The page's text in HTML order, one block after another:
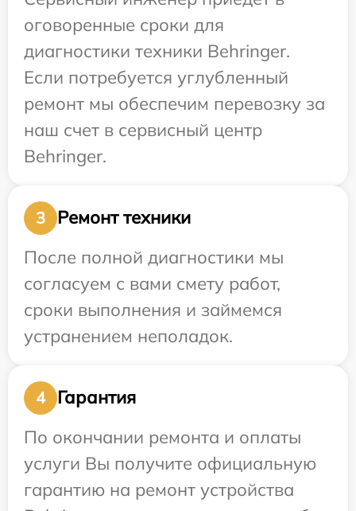
оговоренные сроки для
диагностики техники Behringer.
Если потребуется углубленный
ремонт мы обеспечим перевозку за
наш счет в сервисный центр
Behringer.
3
Ремонт техники
После полной диагностики мы
согласуем с вами смету работ,
сроки выполнения и займемся
устранением неполадок.
4
Гарантия
По окончании ремонта и оплаты
услуги Вы получите официальную
гарантию на ремонт устройства